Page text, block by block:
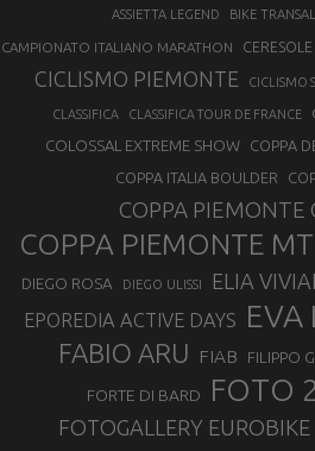
ASSIETTA LEGEND BIKE
CAMPIONATO ITALIANO MARATHON
CICLISMO PIEMONTE CICLISMO
CLASSIFICA CLASSIFICA TOUR DE FRANCE
COLOSSAL EXTREME SHOW
COPPA
COPPA ITALIA BOULDER
COPPA PIEMONTE
COPPA PIEMONTE
DIEGO ROSA DIEGO ULISSI ELIA
EPOREDIA ACTIVE DAYS EVA
FABIO ARU FIAB FILIPPO
FORTE DI BARD FOTO
FOTOGALLERY EUROBIKE